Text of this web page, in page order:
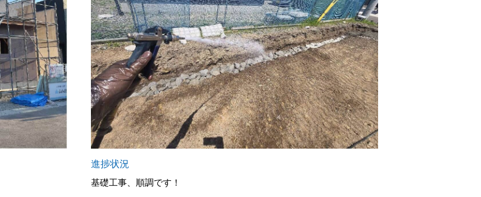
進捗状況
基礎工事、順調です！